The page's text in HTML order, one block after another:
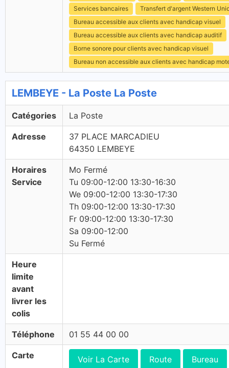
Services bancaires
Transfert d'argent Western
Bureau accessible aux clients avec handicap visuel
Bureau accessible aux clients avec handicap auditif
Borne sonore pour clients avec handicap visuel
Bureau non accessible aux clients avec handicap
LEMBEYE - La Poste La Poste
Catégories La Poste
Adresse
37 PLACE MARCADIEU
64350 LEMBEYE
Horaires
Service
Mo Fermé
Tu 09:00-12:00 13:30-16:30
We 09:00-12:00 13:30-17:30
Th 09:00-12:00 13:30-17:30
Fr 09:00-12:00 13:30-17:30
Sa 09:00-12:00
Su Fermé
Heure
limite
avant
livrer les
colis
Téléphone 01 55 44 00 00
Carte Voir La Carte Route Bureau